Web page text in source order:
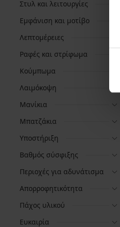
Στυλ και λειτουργίες
Εμφάνιση και μοτίβο
Λεπτομέρειες
Ραφές και στρίφωμα
Κούμπωμα
Λαιμόκοψη
Μανίκια
Μπατζάκια
Υποστήριξη
Βαθμός σύσφιξης
Περιοχές για αδυνάτισμα
Απορροφητικότητα
Πάχος υλικού
Ευκαιρία